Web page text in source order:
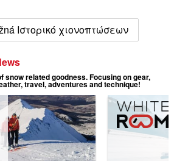
Ιστορικό χιονοπτώσεων